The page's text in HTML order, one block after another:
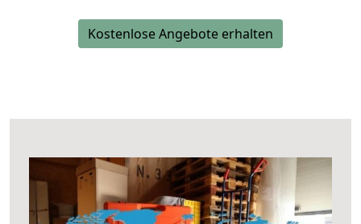
Kostenlose Angebote erhalten